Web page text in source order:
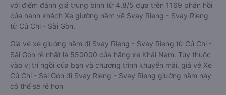
với điểm đánh giá trung bình từ 4.8/5 dựa trên 1169 phản hồi
của hành khách Xe giường nằm về Svay Rieng - Svay Rieng
từ Củ Chi - Sài Gòn.
Giá vé xe giường nằm đi Svay Rieng - Svay Rieng từ Củ Chi -
Sài Gòn rẻ nhất là 550000 của hãng xe Khải Nam. Tùy thuộc
vào vị trí ngồi của bạn và chương trình khuyến mãi, giá vé Xe
Củ Chi - Sài Gòn đi Svay Rieng - Svay Rieng giường nằm này
có thể sẽ rẻ hơn